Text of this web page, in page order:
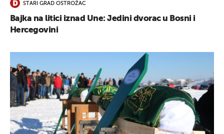
STARI GRAD OSTROŽAC
Bajka na litici iznad Une: Jedini dvorac u Bosni i
Hercegovini